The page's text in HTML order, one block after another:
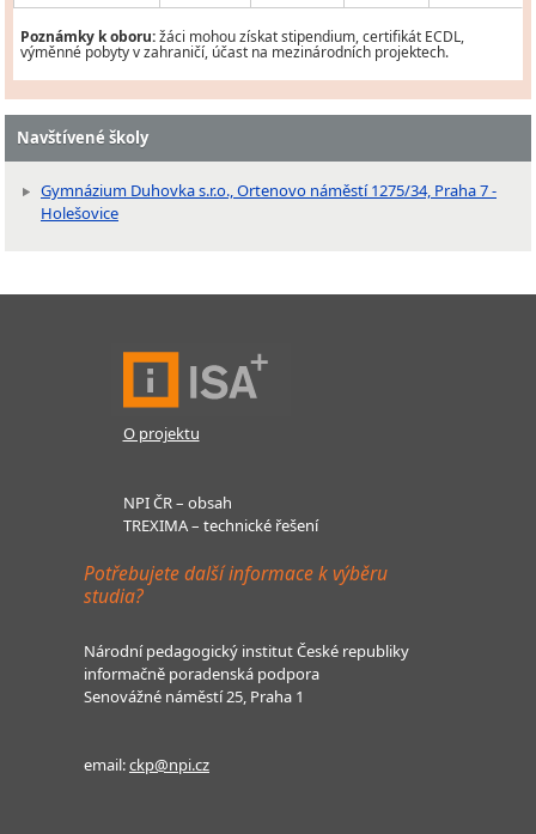
Poznámky k oboru:žáci mohou získat stipendium, certifikát ECDL,
výměnné pobyty v zahraničí, účast na mezinárodních projektech.
Navštívené školy
Gymnázium Duhovka s.r.o., Ortenovo náměstí 1275/34, Praha 7 -
Holešovice
O projektu
NPI ČR – obsah
TREXIMA – technické řešení
Potřebujete další informace k výběru
studia?
Národní pedagogický institut České republiky
informačně poradenská podpora
Senovážné náměstí 25, Praha 1
email:ckp@npi.cz